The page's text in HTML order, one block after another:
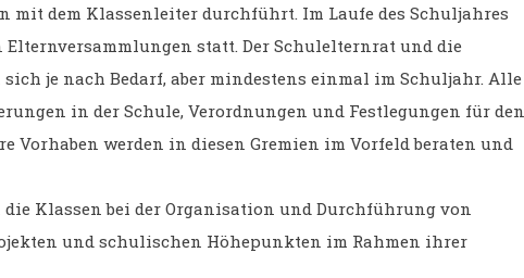
mit dem Klassenleiter durchführt. Im Laufe des Schuljahres
statt. Der Schulelternrat und die
je nach Bedarf, aber mindestens einmal im Schuljahr. Alle
in der Schule, Verordnungen und Festlegungen für den
Vorhaben werden in diesen Gremien im Vorfeld beraten und
Klassen bei der Organisation und Durchführung von
und schulischen Höhepunkten im Rahmen ihrer